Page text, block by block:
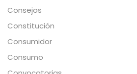
Consejos
Constitución
Consumidor
Consumo